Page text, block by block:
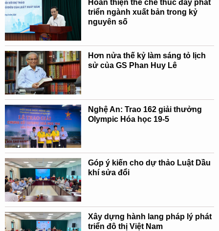
Hoàn thiện thể chế thúc đẩy phát
triển ngành xuất bản trong kỷ
nguyên số
Hơn nửa thế kỷ làm sáng tỏ lịch
sử của GS Phan Huy Lê
Nghệ An: Trao 162 giải thưởng
Olympic Hóa học 19-5
Góp ý kiến cho dự thảo Luật Dầu
khí sửa đổi
Xây dựng hành lang pháp lý phát
triển đô thị Việt Nam